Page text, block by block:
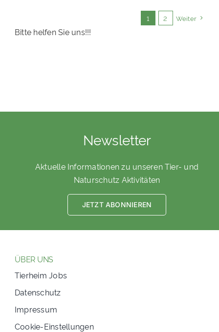
1 2 Weiter
Bitte helfen Sie uns!!!
Newsletter
Aktuelle Informationen zu unseren Tier- und
Naturschutz Aktivitäten
JETZT ABONNIEREN
ÜBER UNS
Tierheim Jobs
Datenschutz
Impressum
Cookie-Einstellungen